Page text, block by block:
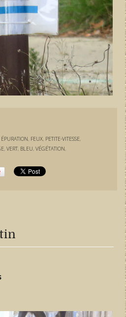
ÉPURATION, FEUX, PETITE-VITESSE,
,VERT, BLEU,VÉGÉTATION,